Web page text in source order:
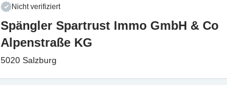
Nicht verifiziert
Spängler Spartrust Immo GmbH & Co
Alpenstraße KG
5020 Salzburg